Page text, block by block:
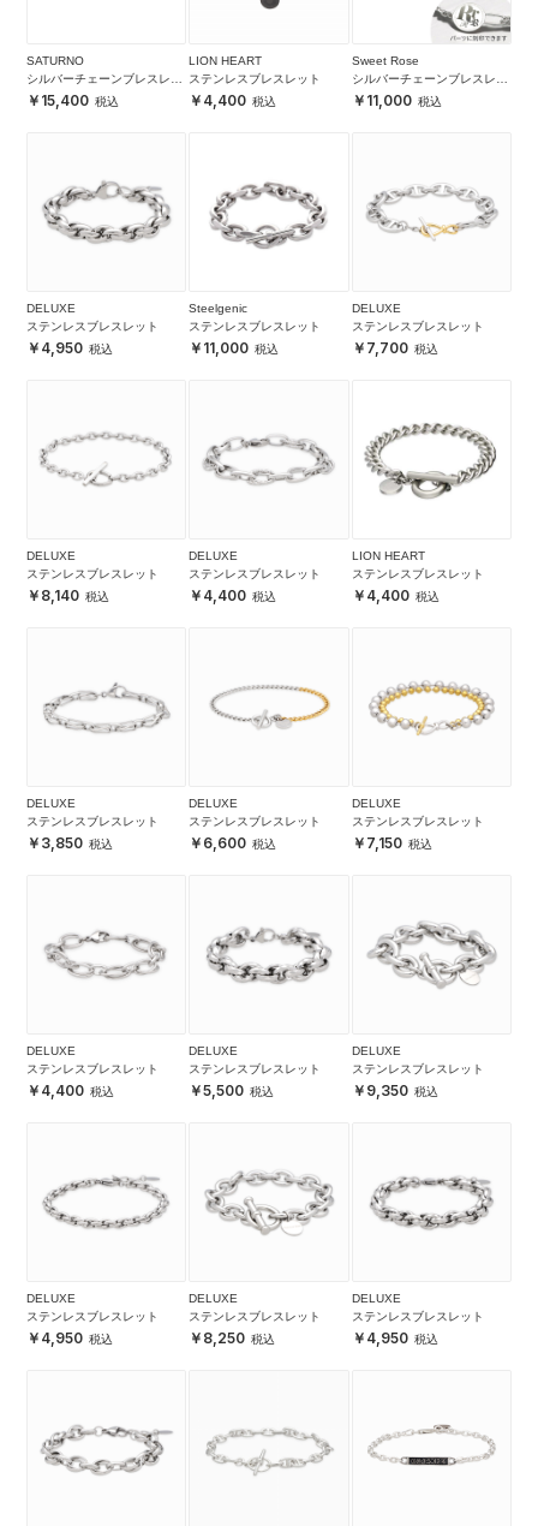
SATURNO
シルバーチェーンブレスレッ
ト 15,400
LION HEART
ステンレスブレスレット
4,400
Sweet Rose
シルバーチェーンブレスレッ
ト アンクレット
11,000
DELUXE
ステンレスブレスレット
4,950
Steelgenic
ステンレスブレスレット
11,000
DELUXE
ステンレスブレスレット
7,700
DELUXE
ステンレスブレスレット
8,140
DELUXE
ステンレスブレスレット
4,400
LION HEART
ステンレスブレスレット
4,400
DELUXE
ステンレスブレスレット
3,850
DELUXE
ステンレスブレスレット
6,600
DELUXE
ステンレスブレスレット
7,150
DELUXE
ステンレスブレスレット
4,400
DELUXE
ステンレスブレスレット
5,500
DELUXE
ステンレスブレスレット
9,350
DELUXE
ステンレスブレスレット
4,950
DELUXE
ステンレスブレスレット
8,250
DELUXE
ステンレスブレスレット
4,950